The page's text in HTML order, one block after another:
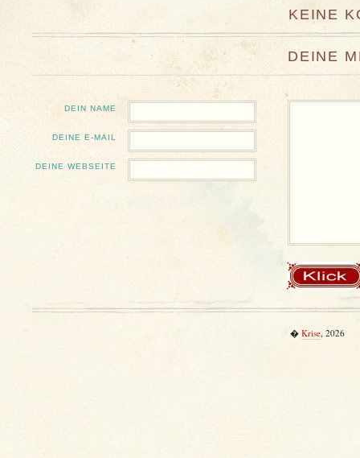
KEINE
DEINE
DEIN NAME
DEINE E-MAIL
DEINE WEBSEITE
� Krise , 2026